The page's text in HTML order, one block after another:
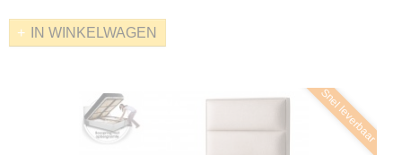
IN WINKELWAGEN
Snel leverbaar